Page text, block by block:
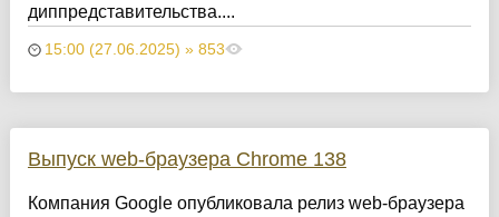
диппредставительства....
15:00 (27.06.2025) » 853
Выпуск web-браузера Chrome 138
Компания Google опубликовала релиз web-браузера